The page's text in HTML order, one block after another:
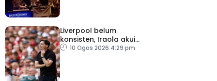
Liverpool belum
konsisten, Iraola akui
masih banyak perlu
10 Ogos 2026 4:29 pm